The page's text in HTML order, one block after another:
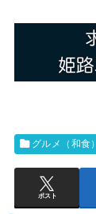
グルメ（和食）
ポスト